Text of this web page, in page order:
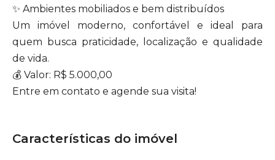
✨ Ambientes mobiliados e bem distribuídos
Um imóvel moderno, confortável e ideal para
quem busca praticidade, localização e qualidade
de vida.
💰 Valor: R$ 5.000,00
Entre em contato e agende sua visita!
Características do imóvel